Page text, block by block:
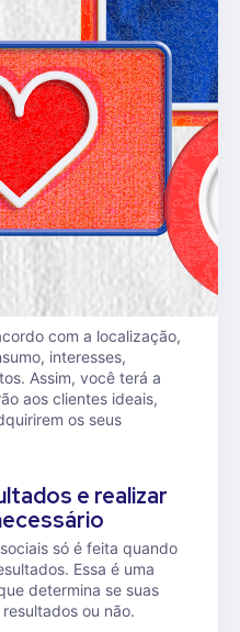
com a localização,
interesses,
Assim, você terá a
aos clientes ideais,
os seus
e realizar
só é feita quando
Essa é uma
determina se suas
ou não.